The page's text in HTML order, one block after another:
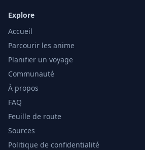
Explore
Accueil
Parcourir les anime
Planifier un voyage
Communauté
À propos
FAQ
Feuille de route
Sources
Politique de confidentialité